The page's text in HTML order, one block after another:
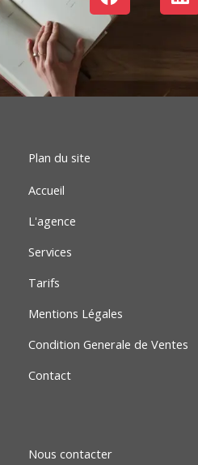
c
o
n
d
i
Plan du site
Accueil
L'agence
Services
Tarifs
Mentions Légales
Condition Generale de Ventes
Contact
Nous contacter